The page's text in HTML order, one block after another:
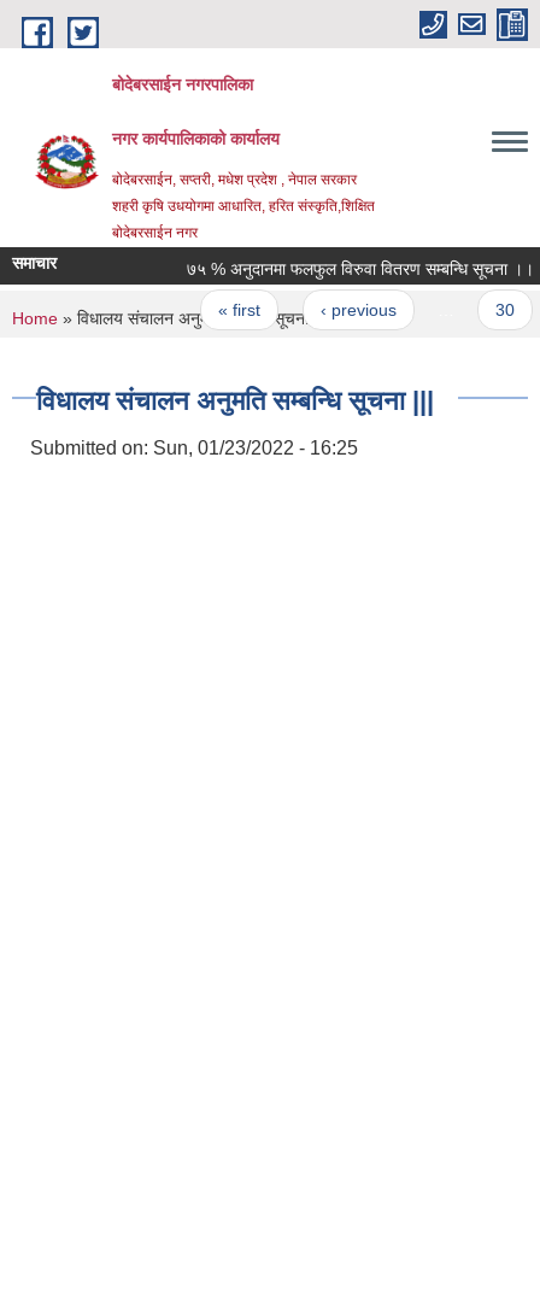
Skip to main content
बोदेबरसाईन नगरपालिका
नगर कार्यपालिकाको कार्यालय
बोदेबरसाईन, सप्तरी, मधेश प्रदेश , नेपाल सरकार
शहरी कृषि उधयोगमा आधारित, हरित संस्कृति,शिक्षित
बोदेबरसाईन नगर
समाचार ७५ % अनुदानमा फलफुल विरुवा वितरण सम्बन्धि सूचना ।।।
Pages
« first ‹ previous
You are here
Home » विधालय संचालन अनुमति सम्बन्धि सूचना |||
विधालय संचालन अनुमति सम्बन्धि सूचना |||
Submitted on: Sun, 01/23/2022 - 16:25